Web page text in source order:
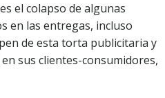
el colapso de algunas
en las entregas, incluso
de esta torta publicitaria y
sus clientes-consumidores,